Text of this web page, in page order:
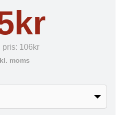
pris: 106kr
moms